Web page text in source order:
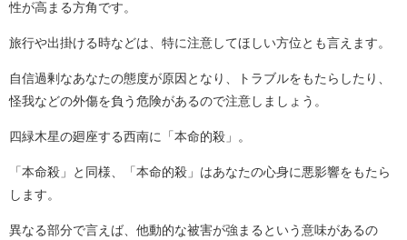
性が高まる方角です。
旅行や出掛ける時などは、特に注意してほしい方位とも言えます。
自信過剰なあなたの態度が原因となり、トラブルをもたらしたり、
怪我などの外傷を負う危険があるので注意しましょう。
四緑木星の廻座する西南に「本命的殺」。
「本命殺」と同様、「本命的殺」はあなたの心身に悪影響をもたら
します。
異なる部分で言えば、他動的な被害が強まるという意味があるの